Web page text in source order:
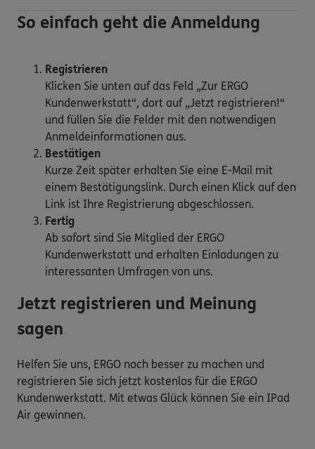
So einfach geht die Anmeldung
Registrieren
Klicken Sie unten auf das Feld „Zur ERGO
Kundenwerkstatt“, dort auf „Jetzt registrieren!“
und füllen Sie die Felder mit den notwendigen
Anmeldeinformationen aus.
Bestätigen
Kurze Zeit später erhalten Sie eine E-Mail mit
einem Bestätigungslink. Durch einen Klick auf den
Link ist Ihre Registrierung abgeschlossen.
Fertig
Ab sofort sind Sie Mitglied der ERGO
Kundenwerkstatt und erhalten Einladungen zu
interessanten Umfragen von uns.
Jetzt registrieren und Meinung
sagen
Helfen Sie uns, ERGO noch besser zu machen und
registrieren Sie sich jetzt kostenlos für die ERGO
Kundenwerkstatt. Mit etwas Glück können Sie ein IPad
Air gewinnen.